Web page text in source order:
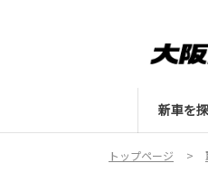
新車を
トップページ